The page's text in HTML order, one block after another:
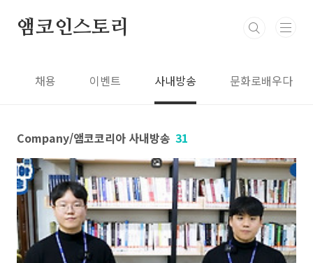
앰코인스토리
채용 이벤트 사내방송 문화로배우다
Company/앰코코리아 사내방송 31